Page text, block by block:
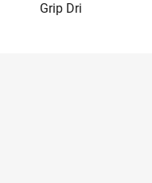
Grip Dri